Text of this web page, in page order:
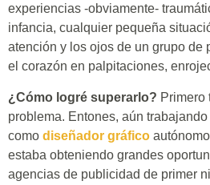
experiencias -obviamente-
infancia, cualquier pequeña
atención y los ojos de un grupo de
el corazón en palpitaciones,
¿Cómo logré superarlo? Primero
problema. Entones, aún
como diseñador gráfico
estaba obteniendo grandes
agencias de publicidad de primer